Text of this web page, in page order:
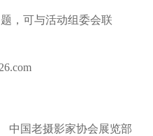
，可与活动组委会联
国老摄影家协会展览部